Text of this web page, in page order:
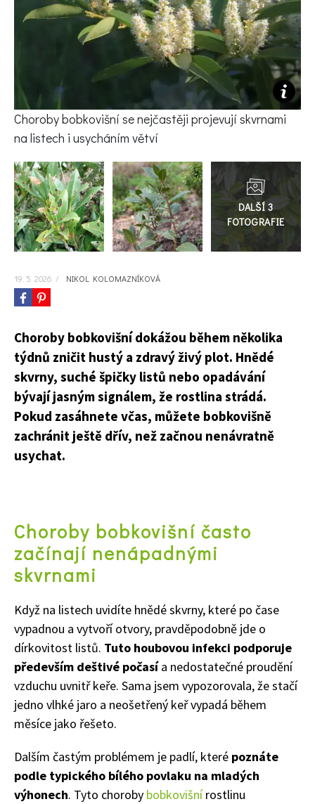
KVÍZY A TESTY
Choroby bobkovišní se nejčastěji projevují skvrnami
na listech i usycháním větví
do
galerie
19. 5. 2026 / NIKOL KOLOMAZNÍKOVÁ
Choroby bobkovišní dokážou během několika
týdnů zničit hustý a zdravý živý plot. Hnědé
skvrny, suché špičky listů nebo opadávání
bývají jasným signálem, že rostlina strádá.
Pokud zasáhnete včas, můžete bobkovišně
zachránit ještě dřív, než začnou nenávratně
usychat.
Choroby bobkovišní často
začínají nenápadnými
skvrnami
Když na listech uvidíte hnědé skvrny, které po čase
vypadnou a vytvoří otvory, pravděpodobně jde o
dírkovitost listů. Tuto houbovou infekci podporuje
především deštivé počasía nedostatečné proudění
vzduchu uvnitř keře. Sama jsem vypozorovala, že stačí
jedno vlhké jaro a neošetřený keř vypadá během
měsíce jako řešeto.
Dalším častým problémem je padlí, které poznáte
podle typického bílého povlaku na mladých
výhonech. Tyto choroby bobkovišnírostlinu